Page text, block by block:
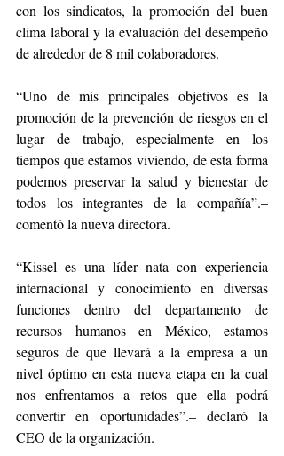
con los sindicatos, la promoción del buen
clima laboral y la evaluación del desempeño
de alrededor de 8 mil colaboradores.
“Uno de mis principales objetivos es la
promoción de la prevención de riesgos en el
lugar de trabajo, especialmente en los
tiempos que estamos viviendo, de esta forma
podemos preservar la salud y bienestar de
todos los integrantes de la compañía”.–
comentó la nueva directora.
“Kissel es una líder nata con experiencia
internacional y conocimiento en diversas
funciones dentro del departamento de
recursos humanos en México, estamos
seguros de que llevará a la empresa a un
nivel óptimo en esta nueva etapa en la cual
nos enfrentamos a retos que ella podrá
convertir en oportunidades”.– declaró la
CEO de la organización.